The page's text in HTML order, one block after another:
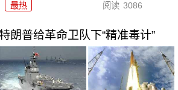
最热 阅读 3086
朗普给革命卫队下“精准毒计”